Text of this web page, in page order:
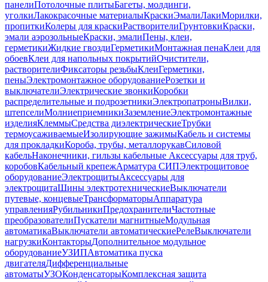
панелиПотолочные плитыБагеты, молдинги,
уголкиЛакокрасочные материалыКраскиЭмалиЛакиМорилки,
пропиткиКолеры для краскиРастворителиГрунтовкиКраски,
эмали аэрозольныеКраски, эмалиПены, клеи,
герметикиЖидкие гвоздиГерметикиМонтажная пенаКлеи для
обоевКлеи для напольных покрытийОчистители,
растворителиФиксаторы резьбыКлеиГерметики,
пеныЭлектромонтажное оборудованиеРозетки и
выключателиЭлектрические звонкиКоробки
распределительные и подрозетникиЭлектропатроныВилки,
штепселиМолниеприемникиЗаземлениеЭлектромонтажные
изделияКлеммыСредства диэлектрическиеТрубки
термоусаживаемыеИзолирующие зажимыКабель и системы
для прокладкиКороба, трубы, металлорукавСиловой
кабельНаконечники, гильзы кабельные Аксессуары для труб,
коробовКабельный крепежАрматура СИПЭлектрощитовое
оборудованиеЭлектрощитыАксессуары для
электрощитаШины электротехническиеВыключатели
путевые, концевыеТрансформаторыАппаратура
управленияРубильникиПредохранителиЧастотные
преобразователиПускатели магнитныеМодульная
автоматикаВыключатели автоматическиеРелеВыключатели
нагрузкиКонтакторыДополнительное модульное
оборудованиеУЗИПАвтоматика пуска
двигателяДифференциальные
автоматыУЗОКонденсаторыКомплексная защита